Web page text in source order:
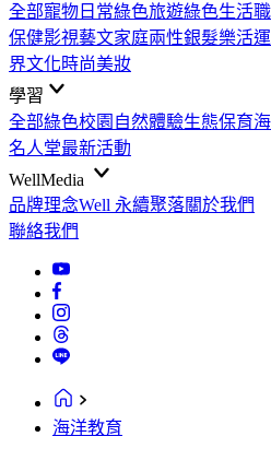
全部寵物日常綠色旅遊綠色生活
保健影視藝文家庭兩性銀髮樂活
界文化時尚美妝
學習
全部綠色校園 自然體驗生態保育
名人堂最新活動
WellMedia
品牌理念Well 永續聚落關於我們
聯絡我們
海洋教育